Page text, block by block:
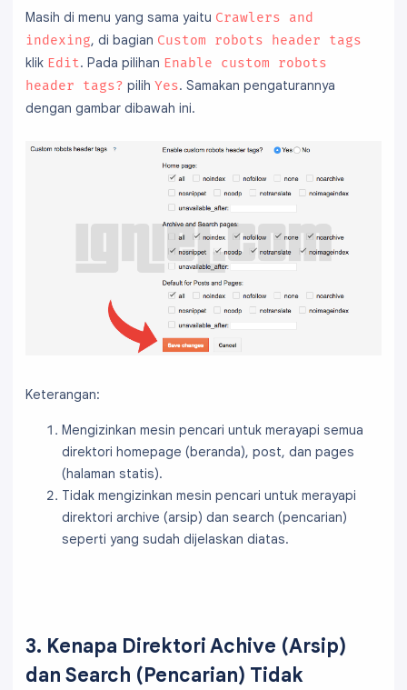
Masih di menu yang sama yaitu Crawlers and
indexing, di bagian Custom robots header tags
klik Edit. Pada pilihan Enable custom robots
header tags? pilih Yes. Samakan pengaturannya
dengan gambar dibawah ini.
Keterangan:
Mengizinkan mesin pencari untuk merayapi semua
direktori homepage (beranda), post, dan pages
(halaman statis).
Tidak mengizinkan mesin pencari untuk merayapi
direktori archive (arsip) dan search (pencarian)
seperti yang sudah dijelaskan diatas.
3. Kenapa Direktori Achive (Arsip)
dan Search (Pencarian) Tidak